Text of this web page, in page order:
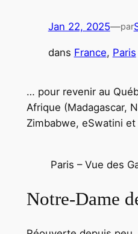
Jan 22, 2025—par
dans France, Paris
… pour revenir au
Afrique (Madagascar,
Zimbabwe, eSwatini
Paris – Vue des
Notre-Dame